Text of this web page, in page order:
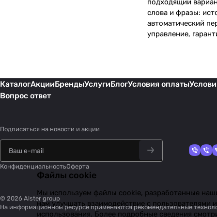
подходящий
слова и фразы:
автоматический
управление,
КаталогАкцииБрендыУслугиБлогУсловия оплаты
Вопрос ответ
Подписаться на новости и акции
КонфиденциальностьОферта
© 2026 Alster group
На информационном ресурсе применяютсярекомендательные
Файлы cookie
Мы используем файлы cookie, разработанные
нам улучшать взаимодействие с
использования. Более подробные сведения